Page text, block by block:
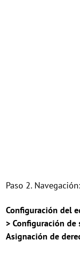
Paso 2. Navegación:
Configuración del
> Configuración
Asignación de